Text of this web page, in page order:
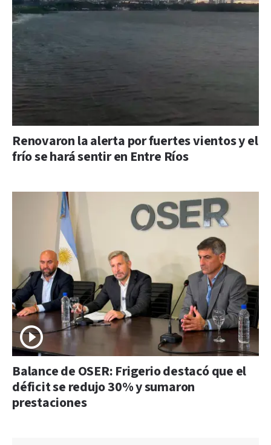
Renovaron la alerta por fuertes vientos y el
frío se hará sentir en Entre Ríos
Balance de OSER: Frigerio destacó que el
déficit se redujo 30% y sumaron
prestaciones